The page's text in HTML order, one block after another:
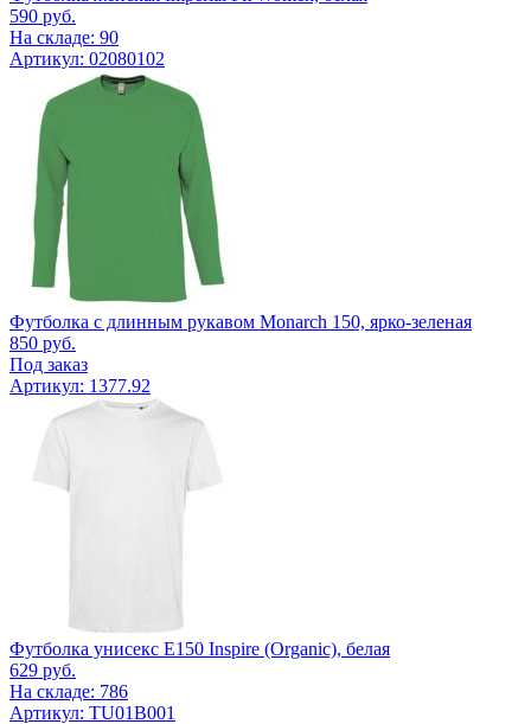
590 руб.
На складе: 90
Артикул: 02080102
Футболка с длинным рукавом Monarch 150, ярко-зеленая
850 руб.
Под заказ
Артикул: 1377.92
Футболка унисекс E150 Inspire (Organic), белая
629 руб.
На складе: 786
Артикул: TU01B001